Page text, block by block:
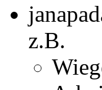
z.B.